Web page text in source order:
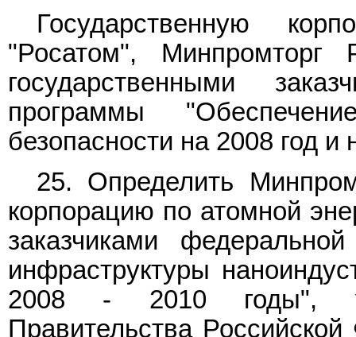
Государственную
"Росатом",
государственными
программы
безопасности на 2008 год и
25. Определить
корпорацию по атомной
заказчиками
инфраструктуры
2008 - 2010 годы",
Правительства